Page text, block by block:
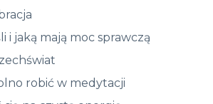
i jaką mają moc sprawczą
robić w medytacji